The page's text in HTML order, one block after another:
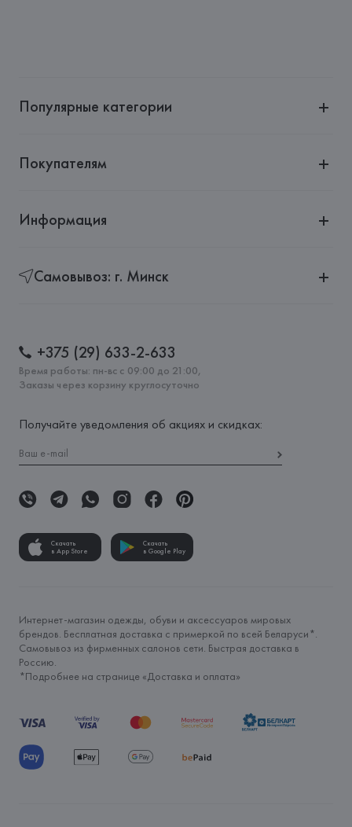
Страна происхождения товара:
Популярные категории
Покупателям
Информация
Самовывоз: г. Минск
+375 (29) 633-2-633
Время работы: пн-вс с 09:00 до 21:00,
Заказы через корзину круглосуточно
Получайте уведомления об акциях и скидках:
Скачать
в App Store
Скачать
в Google Play
Интернет-магазин одежды, обуви и аксессуаров мировых
брендов. Бесплатная доставка с примеркой по всей Беларуси*.
Самовывоз из фирменных салонов сети. Быстрая доставка в
Россию.
*Подробнее на странице «Доставка и оплата»